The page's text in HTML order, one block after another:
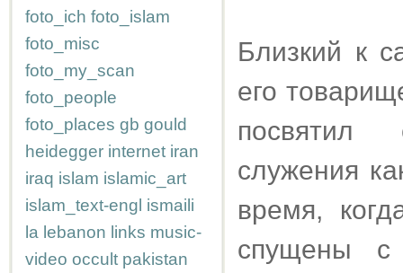
foto_ich foto_islam
foto_misc
foto_my_scan
foto_people
foto_places gb gould
heidegger internet iran
iraq islam islamic_art
islam_text-engl ismaili
la lebanon links music-
video occult pakistan
Близкий к
его
посвятил
служения
время,
спущены с